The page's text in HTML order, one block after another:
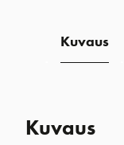
Kuvaus
Kuvaus